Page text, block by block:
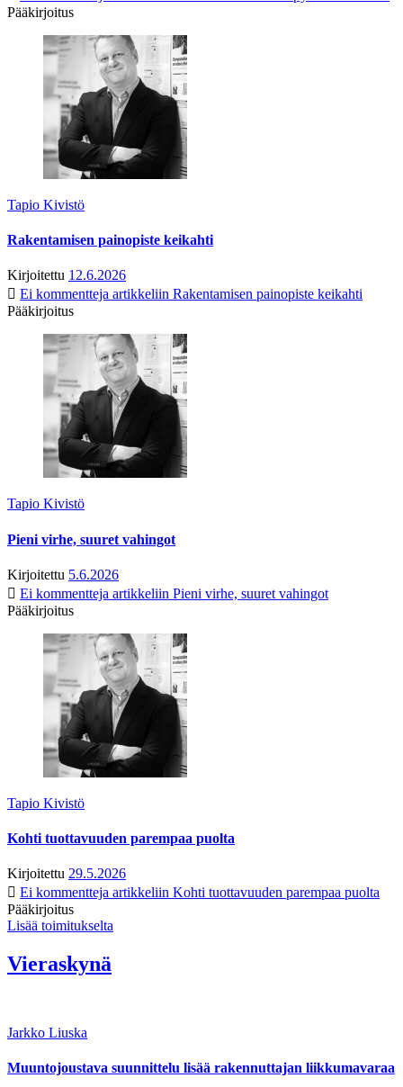
Pääkirjoitus
Tapio Kivistö
Rakentamisen painopiste keikahti
Kirjoitettu 12.6.2026
Ei kommentteja artikkeliin Rakentamisen painopiste keikahti
Pääkirjoitus
Tapio Kivistö
Pieni virhe, suuret vahingot
Kirjoitettu 5.6.2026
Ei kommentteja artikkeliin Pieni virhe, suuret vahingot
Pääkirjoitus
Tapio Kivistö
Kohti tuottavuuden parempaa puolta
Kirjoitettu 29.5.2026
Ei kommentteja artikkeliin Kohti tuottavuuden parempaa puolta
Pääkirjoitus
Lisää toimitukselta
Vieraskynä
Jarkko Liuska
Muuntojoustava suunnittelu lisää rakennuttajan liikkumavaraa